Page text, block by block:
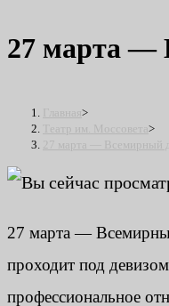
27 марта —
Главная>
Театр им. Моссовета>
27 марта — Всемирный
27 марта —
проходит под
профессиональное